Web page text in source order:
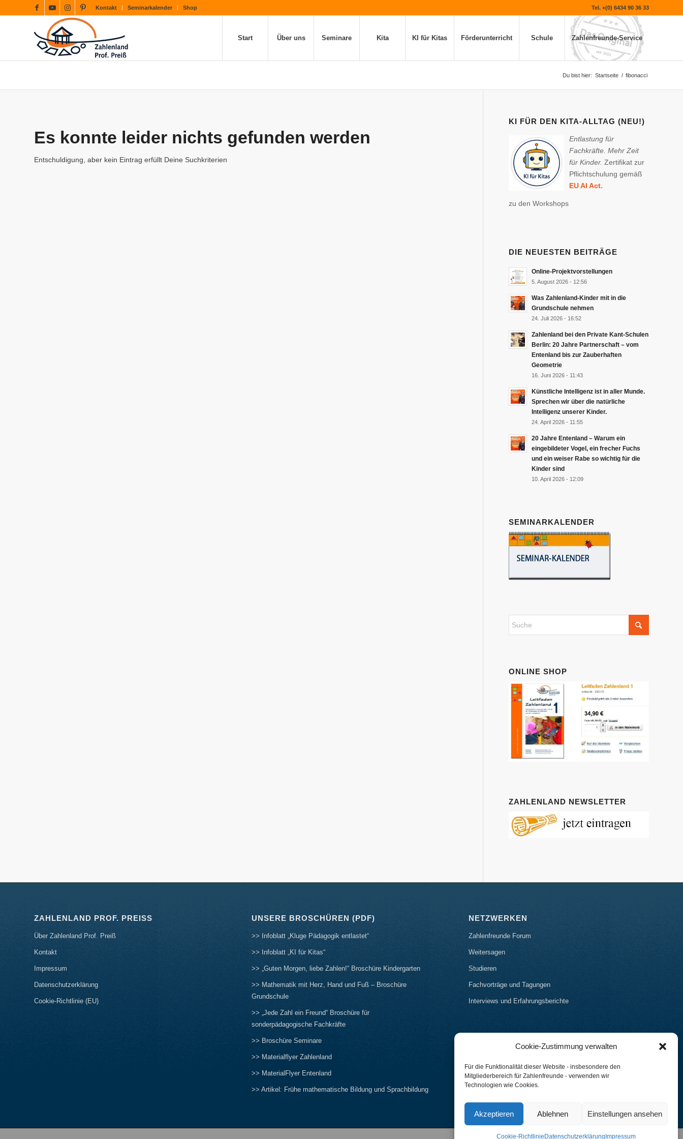
Cookie-Zustimmung verwalten
Für die Funktionalität dieser Website - insbesondere den
Mitgliederbereich für Zahlenfreunde - verwenden wir
Technologien wie Cookies.
Akzeptieren Ablehnen Einstellungen ansehen
Cookie-Richtlinie Datenschutzerklärung Impressum
Kontakt Seminarkalender Shop Tel. +(0) 6434 90 36 33
Start Über uns Seminare Kita KI für Kitas Förderunterricht Schule Zahlenfreunde-Service
Du bist hier: Startseite / fibonacci
Es konnte leider nichts gefunden werden
Entschuldigung, aber kein Eintrag erfüllt Deine Suchkriterien
KI FÜR DEN KITA-ALLTAG (NEU!)
Entlastung für
Fachkräfte. Mehr Zeit
für Kinder.Zertifikat zur
Pflichtschulung gemäß
EU AI Act.
zu den Workshops
DIE NEUESTEN BEITRÄGE
Online-Projektvorstellungen
5. August 2026 - 12:56
Was Zahlenland-Kinder mit in die
Grundschule nehmen
24. Juli 2026 - 16:52
Zahlenland bei den Private Kant-Schulen
Berlin: 20 Jahre Partnerschaft – vom
Entenland bis zur Zauberhaften
Geometrie
16. Juni 2026 - 11:43
Künstliche Intelligenz ist in aller Munde.
Sprechen wir über die natürliche
Intelligenz unserer Kinder.
24. April 2026 - 11:55
20 Jahre Entenland – Warum ein
eingebildeter Vogel, ein frecher Fuchs
und ein weiser Rabe so wichtig für die
Kinder sind
10. April 2026 - 12:09
SEMINARKALENDER
ONLINE SHOP
ZAHLENLAND NEWSLETTER
ZAHLENLAND PROF. PREISS
Über Zahlenland Prof. Preiß
Kontakt
Impressum
Datenschutzerklärung
Cookie-Richtlinie (EU)
UNSERE BROSCHÜREN (PDF)
>> Infoblatt „Kluge Pädagogik entlastet“
>> Infoblatt „KI für Kitas“
>> „Guten Morgen, liebe Zahlen!“ Broschüre Kindergarten
>> Mathematik mit Herz, Hand und Fuß – Broschüre
Grundschule
>> „Jede Zahl ein Freund“ Broschüre für
sonderpädagogische Fachkräfte
>> Broschüre Seminare
>> Materialflyer Zahlenland
>> MaterialFlyer Entenland
>> Artikel: Frühe mathematische Bildung und Sprachbildung
NETZWERKEN
Zahlenfreunde Forum
Weitersagen
Studieren
Fachvorträge und Tagungen
Interviews und Erfahrungsberichte